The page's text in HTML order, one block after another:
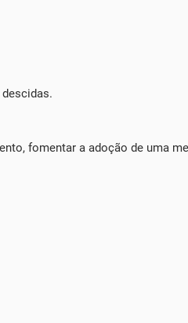
fomentar a adoção de uma